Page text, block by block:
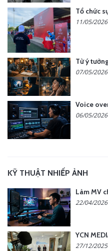
11/05/2026
07/05/2026
06/05/2026
KỸ THUẬT NHIẾP ẢNH
22/04/2026
27/12/2025